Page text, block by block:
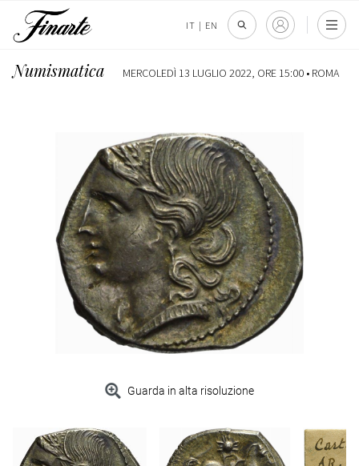
IT | EN
Numismatica MERCOLEDÌ 13 LUGLIO 2022, ORE 15:00 • ROMA
Guarda in alta risoluzione